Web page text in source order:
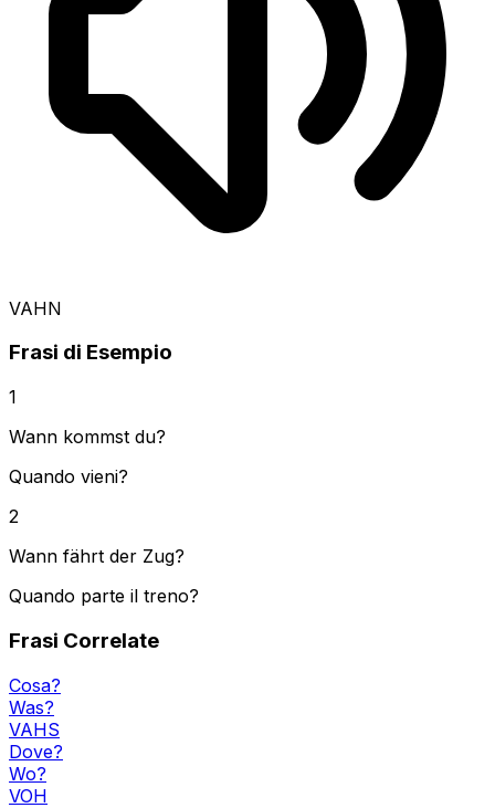
VAHN
Frasi di Esempio
1
Wann kommst du?
Quando vieni?
2
Wann fährt der Zug?
Quando parte il treno?
Frasi Correlate
Cosa?
Was?
VAHS
Dove?
Wo?
VOH